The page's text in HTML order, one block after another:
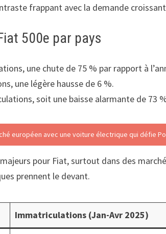
frappant avec la demande
500e par pays
une chute de 75 % par rapport à
une légère hausse de 6 %.
soit une baisse alarmante de 73
européen avec une voiture électrique qui défie
pour Fiat, surtout dans des
prennent le devant.
Immatriculations (Jan-Avr 2025)